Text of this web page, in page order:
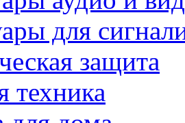
для
защита
техника